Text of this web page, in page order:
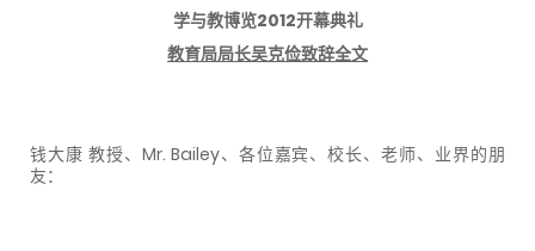
学与教博览2012开幕典礼
教育局局长吴克俭致辞全文
钱大康 教授、Mr. Bailey、各位嘉宾、校长、老师、业界的朋
友：